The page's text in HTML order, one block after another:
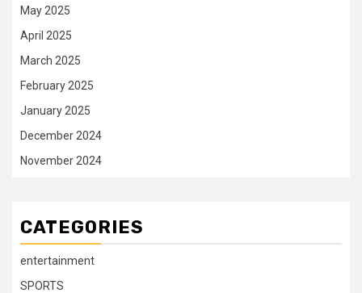
May 2025
April 2025
March 2025
February 2025
January 2025
December 2024
November 2024
CATEGORIES
entertainment
SPORTS